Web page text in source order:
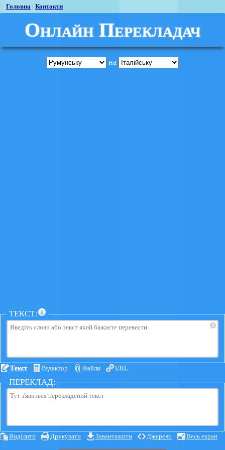
Головна | Контакти
Онлайн Перекладач
на
ТЕКСТ:
×
Текст Редактор Файли URL
ПЕРЕКЛАД:
Виділити Друкувати Завантажити Джерело Весь екран